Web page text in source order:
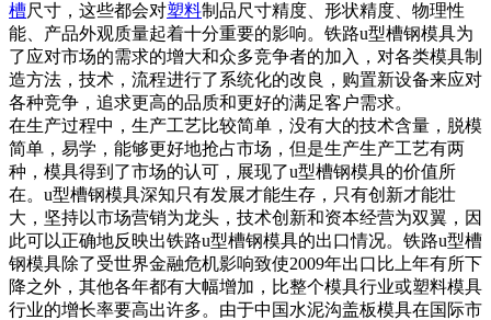
槽尺寸，这些都会对塑料制品尺寸精度、形状精度、物理性
能、产品外观质量起着十分重要的影响。铁路u型槽钢模具为
了应对市场的需求的增大和众多竞争者的加入，对各类模具制
造方法，技术，流程进行了系统化的改良，购置新设备来应对
各种竞争，追求更高的品质和更好的满足客户需求。
在生产过程中，生产工艺比较简单，没有大的技术含量，脱模
简单，易学，能够更好地抢占市场，但是生产生产工艺有两
种，模具得到了市场的认可，展现了u型槽钢模具的价值所
在。u型槽钢模具深知只有发展才能生存，只有创新才能壮
大，坚持以市场营销为龙头，技术创新和资本经营为双翼，因
此可以正确地反映出铁路u型槽钢模具的出口情况。铁路u型槽
钢模具除了受世界金融危机影响致使2009年出口比上年有所下
降之外，其他各年都有大幅增加，比整个模具行业或塑料模具
行业的增长率要高出许多。由于中国水泥沟盖板模具在国际市